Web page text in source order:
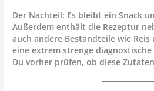
Der Nachteil: Es bleibt ein Snack
Außerdem enthält die Rezeptur
auch andere Bestandteile wie
eine extrem strenge
Du vorher prüfen, ob diese